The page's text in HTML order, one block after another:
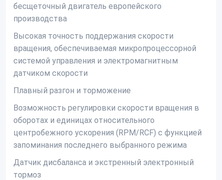
бесщеточный двигатель европейского
производства
Высокая точность поддержания скорости
вращения, обеспечиваемая микропроцессорной
системой управления и электромагнитным
датчиком скорости
Плавный разгон и торможение
Возможность регулировки скорости вращения в
оборотах и единицах относительного
центробежного ускорения (RPM/RCF) с функцией
запоминания последнего выбранного режима
Датчик дисбаланса и экстренный электронный
тормоз